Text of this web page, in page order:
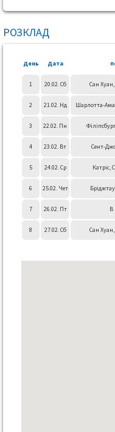
РОЗКЛАД
День Дата
1 20.02. Сб Сан Хуан,
2 21.02. Нд Шарлотта-
3 22.02. Пн
4 23.02. Вт Сент-
5 24.02. Ср Катріс,
6 25.02. Чет
7 26.02. Пт В
8 27.02. Сб Сан Хуан,